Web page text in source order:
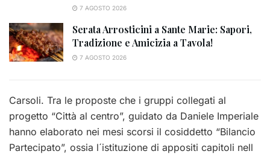
7 AGOSTO 2026
Serata Arrosticini a Sante Marie: Sapori,
Tradizione e Amicizia a Tavola!
7 AGOSTO 2026
Carsoli. Tra le proposte che i gruppi collegati al
progetto “Città al centro”, guidato da Daniele Imperiale
hanno elaborato nei mesi scorsi il cosiddetto “Bilancio
Partecipato”, ossia l´istituzione di appositi capitoli nell